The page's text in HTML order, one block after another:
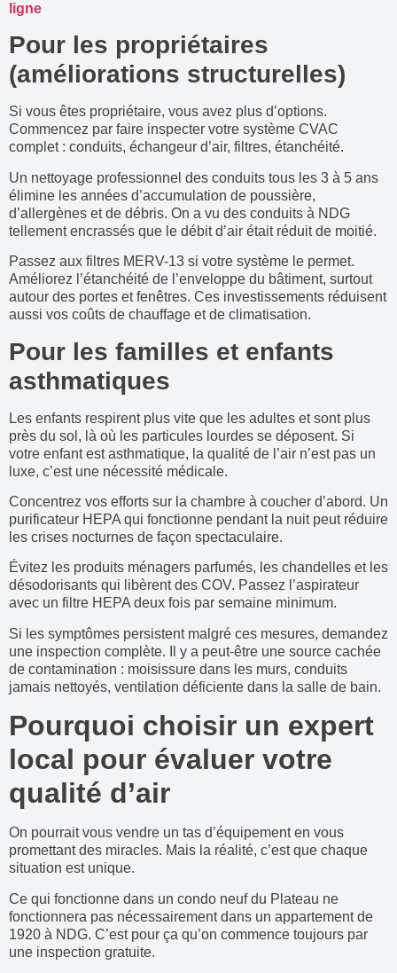
ligne
Pour les propriétaires
(améliorations structurelles)
Si vous êtes propriétaire, vous avez plus d’options.
Commencez par faire inspecter votre système CVAC
complet : conduits, échangeur d’air, filtres, étanchéité.
Un nettoyage professionnel des conduits tous les 3 à 5 ans
élimine les années d’accumulation de poussière,
d’allergènes et de débris. On a vu des conduits à NDG
tellement encrassés que le débit d’air était réduit de moitié.
Passez aux filtres MERV-13 si votre système le permet.
Améliorez l’étanchéité de l’enveloppe du bâtiment, surtout
autour des portes et fenêtres. Ces investissements réduisent
aussi vos coûts de chauffage et de climatisation.
Pour les familles et enfants
asthmatiques
Les enfants respirent plus vite que les adultes et sont plus
près du sol, là où les particules lourdes se déposent. Si
votre enfant est asthmatique, la qualité de l’air n’est pas un
luxe, c’est une nécessité médicale.
Concentrez vos efforts sur la chambre à coucher d’abord. Un
purificateur HEPA qui fonctionne pendant la nuit peut réduire
les crises nocturnes de façon spectaculaire.
Évitez les produits ménagers parfumés, les chandelles et les
désodorisants qui libèrent des COV. Passez l’aspirateur
avec un filtre HEPA deux fois par semaine minimum.
Si les symptômes persistent malgré ces mesures, demandez
une inspection complète. Il y a peut-être une source cachée
de contamination : moisissure dans les murs, conduits
jamais nettoyés, ventilation déficiente dans la salle de bain.
Pourquoi choisir un expert
local pour évaluer votre
qualité d’air
On pourrait vous vendre un tas d’équipement en vous
promettant des miracles. Mais la réalité, c’est que chaque
situation est unique.
Ce qui fonctionne dans un condo neuf du Plateau ne
fonctionnera pas nécessairement dans un appartement de
1920 à NDG. C’est pour ça qu’on commence toujours par
une inspection gratuite.